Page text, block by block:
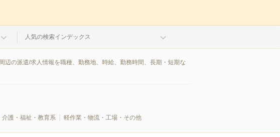
人気の検索インデックス
の派遣/求人情報を職種、勤務地、時給、勤務時間、長期・短期な
介護・福祉・教育系 軽作業・物流・工場・その他